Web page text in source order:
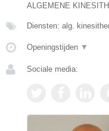
ALGEMENE
Diensten: alg.
Openingstijden ▼
Sociale media: